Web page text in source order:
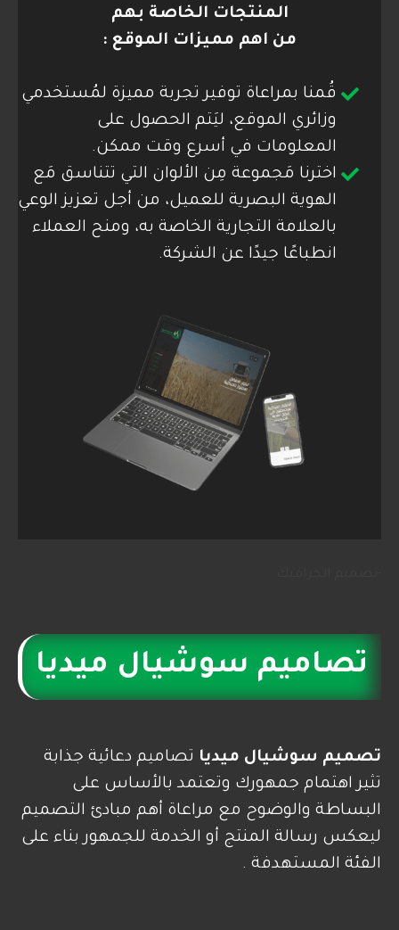
المنتجات الخاصة بهم
من اهم مميزات الموقع :
قُمنا بمراعاة توفير تجربة مميزة لمُستخدمي
وزائري الموقع، ليَتم الحصول على
المعلومات في أسرع وقت ممكن.
اخترنا مَجموعة مِن الألوان التي تتناسق مَع
الهوية البصرية للعميل، من أجل تعزيز الوعي
بالعلامة التجارية الخاصة به، ومنح العملاء
انطباعًا جيدًا عن الشركة.
تصميم سوشيال ميديا تصاميم دعائية جذابة
تثير اهتمام جمهورك وتعتمد بالأساس على
البساطة والوضوح مع مراعاة أهم مبادئ التصميم
ليعكس رسالة المنتج أو الخدمة للجمهور بناء على
الفئة المستهدفة .
تصاميم سوشيال ميديا